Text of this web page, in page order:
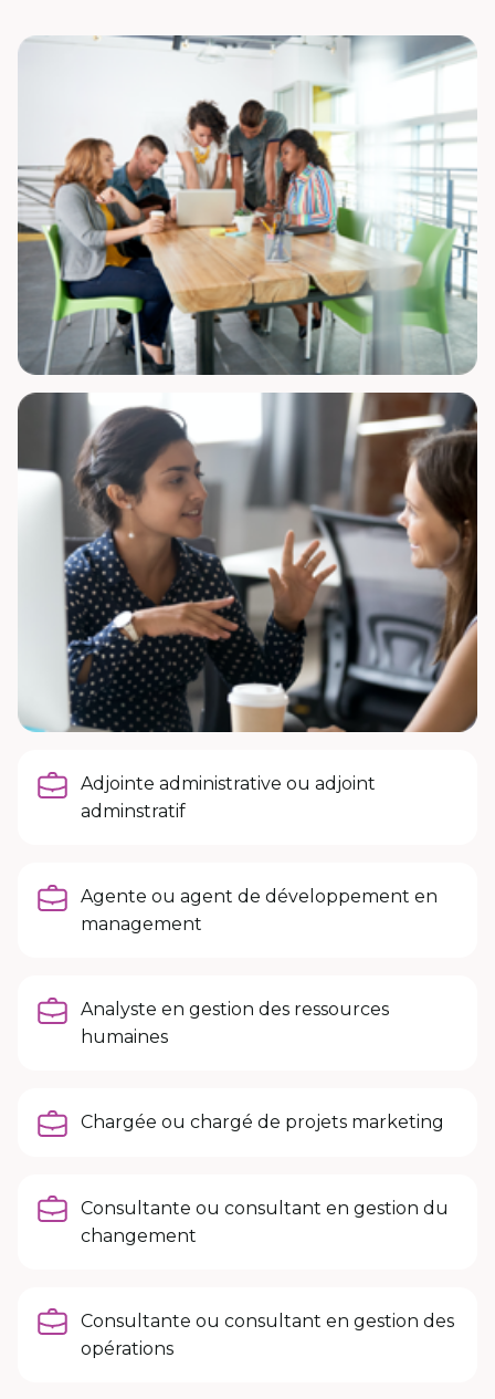
Adjointe administrative ou adjoint
adminstratif
Agente ou agent de développement en
management
Analyste en gestion des ressources
humaines
Chargée ou chargé de projets marketing
Consultante ou consultant en gestion du
changement
Consultante ou consultant en gestion des
opérations